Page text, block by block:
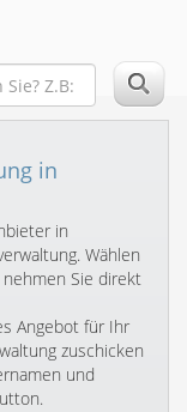
in
in
Wählen
Sie direkt
Angebot für Ihr
zuschicken
und